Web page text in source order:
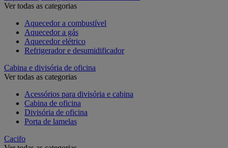
Ver todas as categorias
Aquecedor a combustível
Aquecedor a gás
Aquecedor elétrico
Refrigerador e desumidificador
Cabina e divisória de oficina
Ver todas as categorias
Acessórios para divisória e cabina
Cabina de oficina
Divisória de oficina
Porta de lamelas
Cacifo